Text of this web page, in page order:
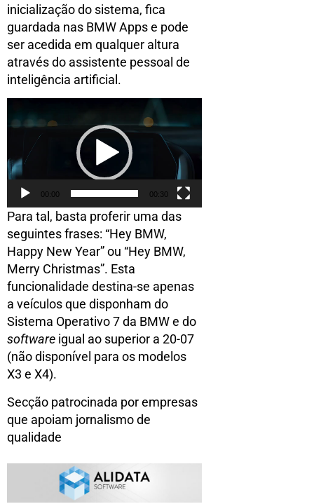
inicialização do sistema, fica
guardada nas BMW Apps e pode
ser acedida em qualquer altura
através do assistente pessoal de
inteligência artificial.
de
vídeo
00:00 00:30
Para tal, basta proferir uma das
seguintes frases: “Hey BMW,
Happy New Year” ou “Hey BMW,
Merry Christmas”. Esta
funcionalidade destina-se apenas
a veículos que disponham do
Sistema Operativo 7 da BMW e do
software igual ao superior a 20-07
(não disponível para os modelos
X3 e X4).
Secção patrocinada por empresas
que apoiam jornalismo de
qualidade